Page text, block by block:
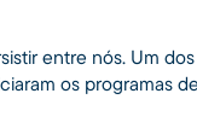
entre nós. Um
os programas